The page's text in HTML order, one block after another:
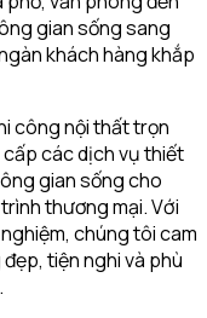
gian sống sang
khách hàng khắp
công nội thất trọn
cấp các dịch vụ thiết
gian sống cho
thương mại. Với
chúng tôi cam
tiện nghi và phù